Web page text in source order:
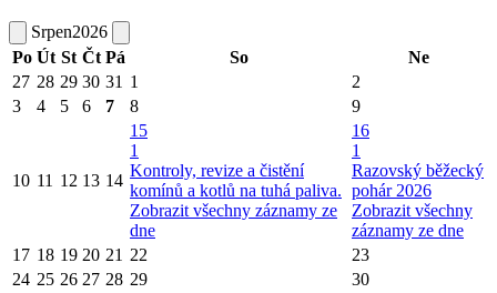
Srpen2026
Po Út St Čt Pá So
Ne
27 28 29 30 31 1
2
3
4 5 6 7 8 9
10 11 12 13 14
15
1
Kontroly, revize a čistění
komínů a kotlů na tuhá paliva.
Zobrazit všechny záznamy ze
dne
16
1
Razovský běžecký
pohár 2026
Zobrazit všechny
záznamy ze dne
17 18 19 20 21 22
23
24 25 26 27 28 29 30